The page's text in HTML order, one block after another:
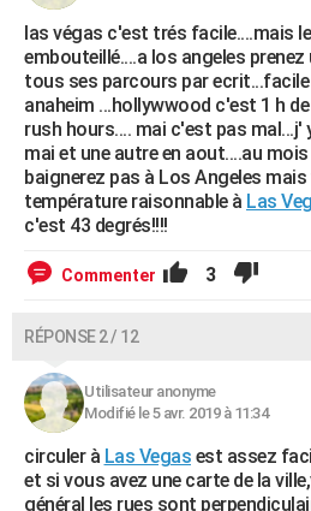
AVIS DE DÉCÈS
FORUM
Bricolage
Lifestyle
Culture
Sport
Auto
Television
Voyage
Cinema
las végas c'est trés facile....mais
embouteillé....a los angeles
tous ses parcours par ecrit...facile
anaheim ...hollywwood c'est 1 h
rush hours.... mai c'est pas mal...j'
mai et une autre en aout....au
baignerez pas à Los Angeles
température raisonnable à Las
c'est 43 degrés!!!!
Commenter 3
RÉPONSE 2 / 12
Utilisateur anonyme
Modifié le 5 avr. 2019 à 11:34
circuler à Las Vegas est assez
et si vous avez une carte de la
général les rues sont